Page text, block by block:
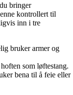
bringer
kontrollert til
inn i tre
bruker armer og
som løftestang.
bena til å feie eller